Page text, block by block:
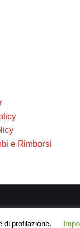
e Rimborsi
di profilazione.